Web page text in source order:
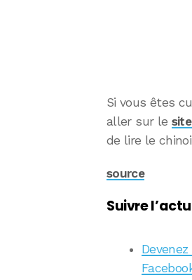
Si vous êtes
aller sur le
de lire le
source
Suivre